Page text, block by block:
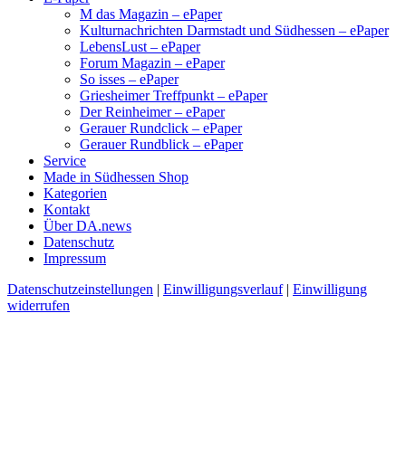
M das Magazin – ePaper
Kulturnachrichten Darmstadt und Südhessen – ePaper
LebensLust – ePaper
Forum Magazin – ePaper
So isses – ePaper
Griesheimer Treffpunkt – ePaper
Der Reinheimer – ePaper
Gerauer Rundclick – ePaper
Gerauer Rundblick – ePaper
Service
Made in Südhessen Shop
Kategorien
Kontakt
Über DA.news
Datenschutz
Impressum
Datenschutzeinstellungen | Einwilligungsverlauf| Einwilligung
widerrufen